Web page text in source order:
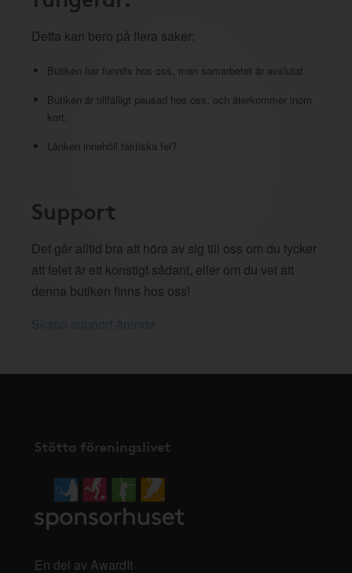
Detta kan bero på flera saker:
Butiken har funnits hos oss, men samarbetet är avslutat
Butiken är tillfälligt pausad hos oss, och återkommer inom
kort.
Länken innehöll faktiska fel?
Support
Det går alltid bra att höra av sig till oss om du tycker
att felet är ett konstigt sådant, eller om du vet att
denna butiken finns hos oss!
Stötta föreningslivet
En del av AwardIt